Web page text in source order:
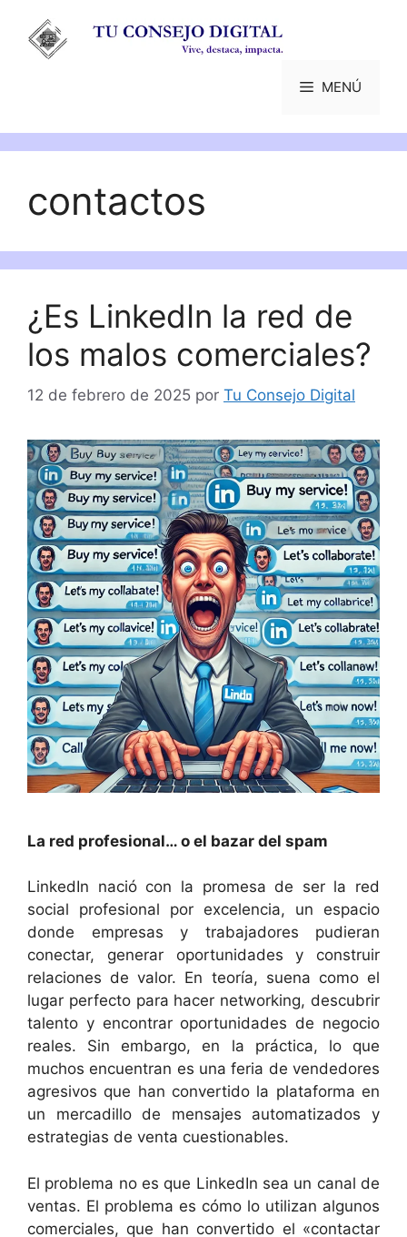
contenido
MENÚ
contactos
¿Es LinkedIn la red de
los malos comerciales?
12 de febrero de 2025 por Tu Consejo Digital
La red profesional… o el bazar del spam
LinkedIn nació con la promesa de ser la red
social profesional por excelencia, un espacio
donde empresas y trabajadores pudieran
conectar, generar oportunidades y construir
relaciones de valor. En teoría, suena como el
lugar perfecto para hacer networking, descubrir
talento y encontrar oportunidades de negocio
reales. Sin embargo, en la práctica, lo que
muchos encuentran es una feria de vendedores
agresivos que han convertido la plataforma en
un mercadillo de mensajes automatizados y
estrategias de venta cuestionables.
El problema no es que LinkedIn sea un canal de
ventas. El problema es cómo lo utilizan algunos
comerciales, que han convertido el «contactar